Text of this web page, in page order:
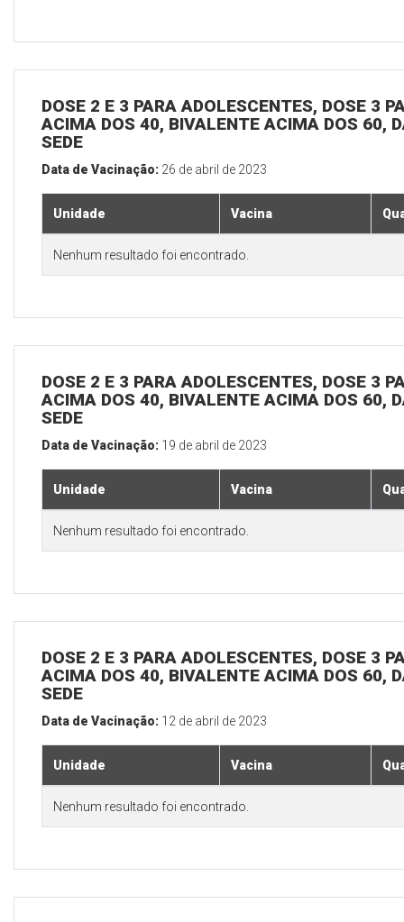
DOSE 2 E 3 PARA ADOLESCENTES, DOSE 3
ACIMA DOS 40, BIVALENTE ACIMA DOS 60,
SEDE
Data de Vacinação: 26 de abril de 2023
Unidade Vacina
Nenhum resultado foi encontrado.
DOSE 2 E 3 PARA ADOLESCENTES, DOSE 3
ACIMA DOS 40, BIVALENTE ACIMA DOS 60,
SEDE
Data de Vacinação: 19 de abril de 2023
Unidade Vacina
Nenhum resultado foi encontrado.
DOSE 2 E 3 PARA ADOLESCENTES, DOSE 3
ACIMA DOS 40, BIVALENTE ACIMA DOS 60,
SEDE
Data de Vacinação: 12 de abril de 2023
Unidade Vacina
Nenhum resultado foi encontrado.